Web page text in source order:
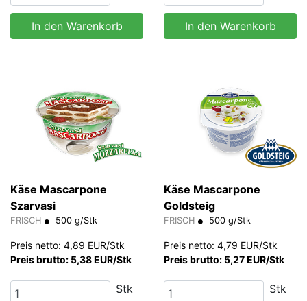
In den Warenkorb In den Warenkorb
Käse Mascarpone
Szarvasi
FRISCH 500 g/Stk
Preis netto: 4,89 EUR/Stk
Preis brutto: 5,38 EUR/Stk
Stk
Käse Mascarpone
Goldsteig
FRISCH 500 g/Stk
Preis netto: 4,79 EUR/Stk
Preis brutto: 5,27 EUR/Stk
Stk